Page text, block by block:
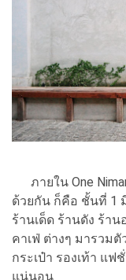
ภายใน One
ด้วยกัน ก็คือ ชั้นที่ 1
ร้านเด็ด ร้านดัง ร้า
คาเฟ่ ต่างๆ มารวม
กระเป๋า รองเท้า แ
แน่นอน